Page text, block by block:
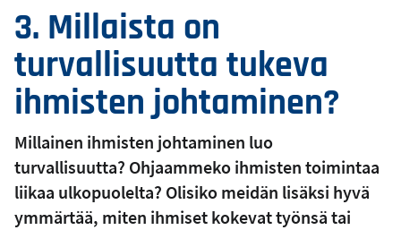
3. Millaista on
turvallisuutta tukeva
ihmisten johtaminen?
Millainen ihmisten johtaminen luo
turvallisuutta? Ohjaammeko ihmisten toimintaa
liikaa ulkopuolelta? Olisiko meidän lisäksi hyvä
ymmärtää, miten ihmiset kokevat työnsä tai